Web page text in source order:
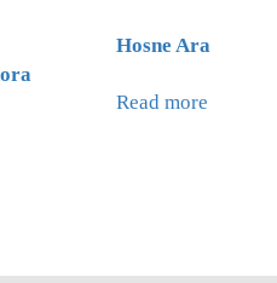
Hosne Ara
Read more